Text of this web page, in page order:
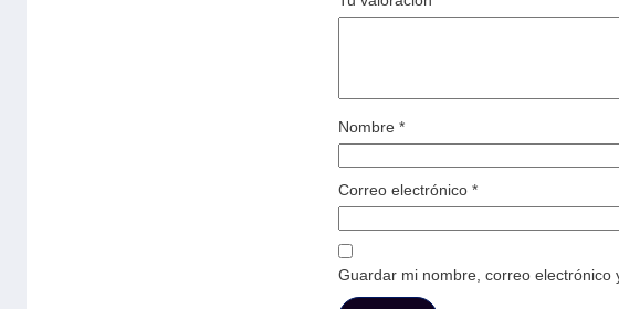
Nombre *
Correo electrónico *
Guardar mi nombre, correo